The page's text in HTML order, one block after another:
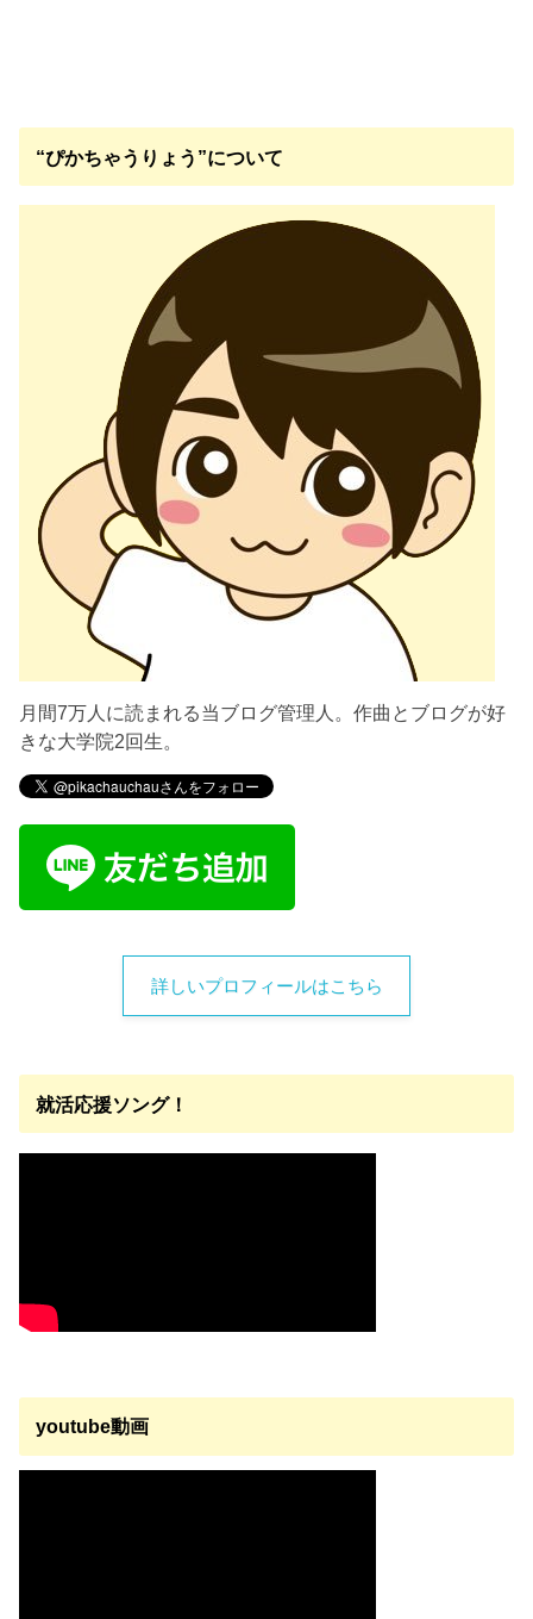
“ぴかちゃうりょう”について
月間7万人に読まれる当ブログ管理人。作曲とブログが好
きな大学院2回生。
詳しいプロフィールはこちら
就活応援ソング！
youtube動画